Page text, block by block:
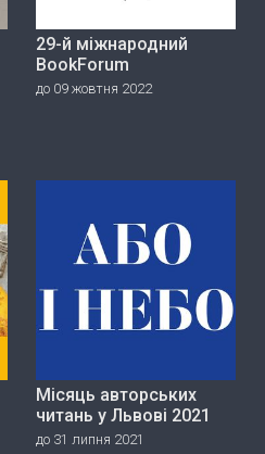
29-й міжнародний
BookForum
до 09 жовтня 2022
Місяць авторських
читань у Львові 2021
до 31 липня 2021